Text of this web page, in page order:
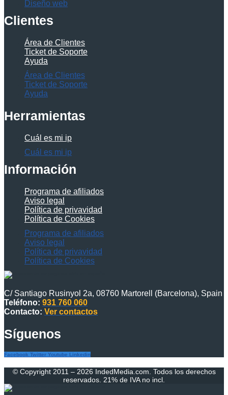
Diseño web
Clientes
Área de Clientes
Ticket de Soporte
Ayuda
Área de Clientes
Ticket de Soporte
Ayuda
Herramientas
Cuál es mi ip
Cuál es mi ip
Información
Programa de afiliados
Aviso legal
Política de privavidad
Política de Cookies
Programa de afiliados
Aviso legal
Política de privavidad
Política de Cookies
C/ Santiago Rusinyol 2a, 08760 Martorell (Barcelona), Spain
Teléfono: 931 760 060
Contacto: Ver contactos
Síguenos
Facebook Twitter Youtube Linkedin
© Copyright 2011 – 2026 IndedMedia.com. Todos los derechos
reservados. 21% de IVA no incl.